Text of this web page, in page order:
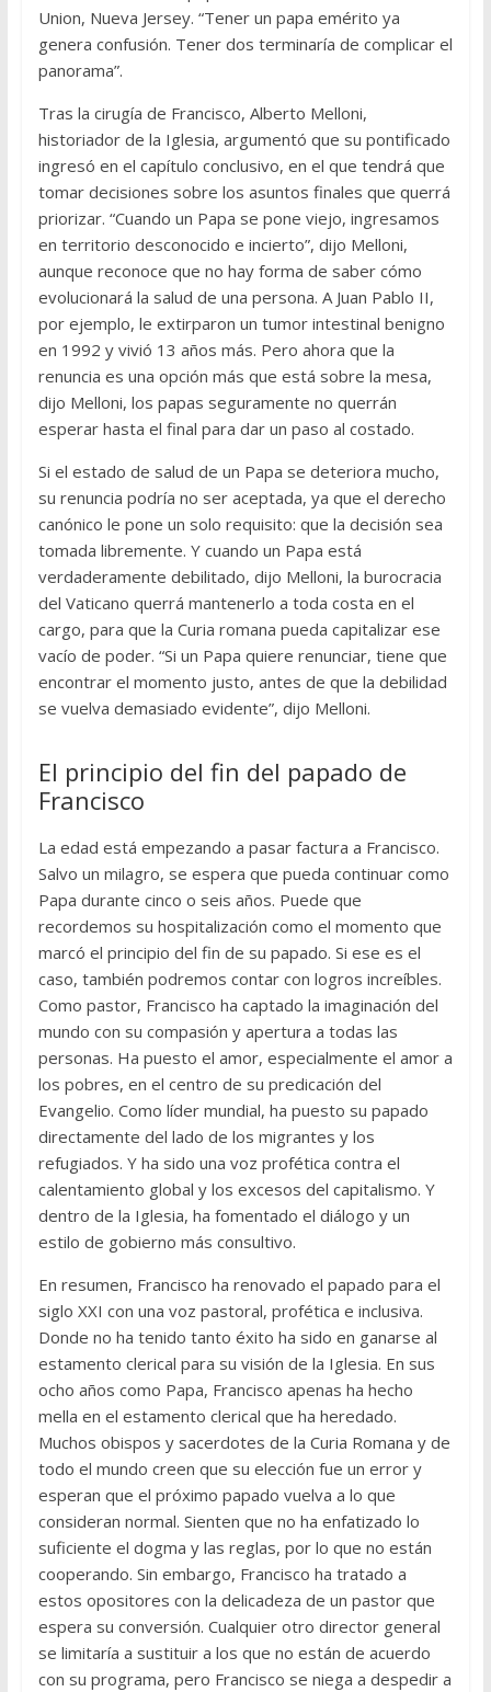
Union, Nueva Jersey. “Tener un papa emérito ya
genera confusión. Tener dos terminaría de complicar el
panorama”.
Tras la cirugía de Francisco, Alberto Melloni,
historiador de la Iglesia, argumentó que su pontificado
ingresó en el capítulo conclusivo, en el que tendrá que
tomar decisiones sobre los asuntos finales que querrá
priorizar. “Cuando un Papa se pone viejo, ingresamos
en territorio desconocido e incierto”, dijo Melloni,
aunque reconoce que no hay forma de saber cómo
evolucionará la salud de una persona. A Juan Pablo II,
por ejemplo, le extirparon un tumor intestinal benigno
en 1992 y vivió 13 años más. Pero ahora que la
renuncia es una opción más que está sobre la mesa,
dijo Melloni, los papas seguramente no querrán
esperar hasta el final para dar un paso al costado.
Si el estado de salud de un Papa se deteriora mucho,
su renuncia podría no ser aceptada, ya que el derecho
canónico le pone un solo requisito: que la decisión sea
tomada libremente. Y cuando un Papa está
verdaderamente debilitado, dijo Melloni, la burocracia
del Vaticano querrá mantenerlo a toda costa en el
cargo, para que la Curia romana pueda capitalizar ese
vacío de poder. “Si un Papa quiere renunciar, tiene que
encontrar el momento justo, antes de que la debilidad
se vuelva demasiado evidente”, dijo Melloni.
El principio del fin del papado de
Francisco
La edad está empezando a pasar factura a Francisco.
Salvo un milagro, se espera que pueda continuar como
Papa durante cinco o seis años. Puede que
recordemos su hospitalización como el momento que
marcó el principio del fin de su papado. Si ese es el
caso, también podremos contar con logros increíbles.
Como pastor, Francisco ha captado la imaginación del
mundo con su compasión y apertura a todas las
personas. Ha puesto el amor, especialmente el amor a
los pobres, en el centro de su predicación del
Evangelio. Como líder mundial, ha puesto su papado
directamente del lado de los migrantes y los
refugiados. Y ha sido una voz profética contra el
calentamiento global y los excesos del capitalismo. Y
dentro de la Iglesia, ha fomentado el diálogo y un
estilo de gobierno más consultivo.
En resumen, Francisco ha renovado el papado para el
siglo XXI con una voz pastoral, profética e inclusiva.
Donde no ha tenido tanto éxito ha sido en ganarse al
estamento clerical para su visión de la Iglesia. En sus
ocho años como Papa, Francisco apenas ha hecho
mella en el estamento clerical que ha heredado.
Muchos obispos y sacerdotes de la Curia Romana y de
todo el mundo creen que su elección fue un error y
esperan que el próximo papado vuelva a lo que
consideran normal. Sienten que no ha enfatizado lo
suficiente el dogma y las reglas, por lo que no están
cooperando. Sin embargo, Francisco ha tratado a
estos opositores con la delicadeza de un pastor que
espera su conversión. Cualquier otro director general
se limitaría a sustituir a los que no están de acuerdo
con su programa, pero Francisco se niega a despedir a